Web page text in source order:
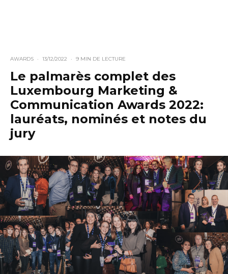
AWARDS · 13/12/2022 · 9 MIN DE LECTURE
Le palmarès complet des
Luxembourg Marketing &
Communication Awards 2022:
lauréats, nominés et notes du
jury